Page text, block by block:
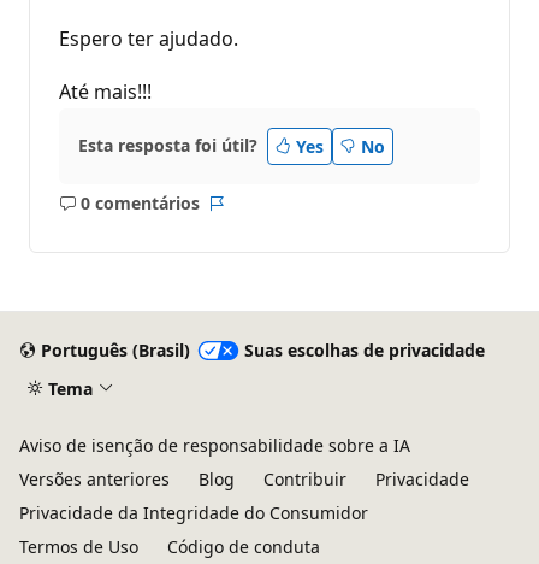
Espero ter ajudado.
Até mais!!!
Esta resposta foi útil? Yes No
0 comentários
Sem
Português (Brasil)
Suas escolhas de privacidade
Tema
Aviso de isenção de responsabilidade sobre a IA
Versões anteriores
Blog Contribuir
Privacidade
Privacidade da Integridade do Consumidor
Termos de Uso
Código de conduta